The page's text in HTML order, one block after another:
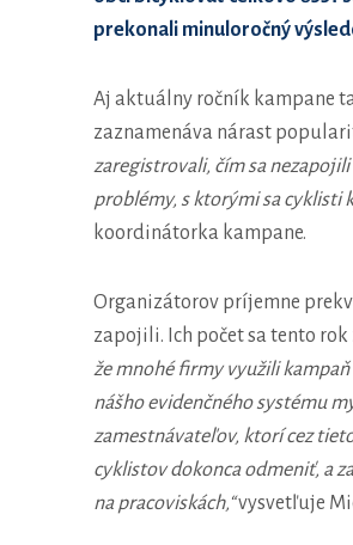
prekonali minuloročný
Aj aktuálny ročník kampane
zaznamenáva nárast
zaregistrovali, čím sa
problémy, s ktorými sa cyklisti
koordinátorka kampane.
Organizátorov príjemne
zapojili. Ich počet sa tento rok
že mnohé firmy využili
nášho evidenčného systému
zamestnávateľov, ktorí cez
cyklistov dokonca odmeniť, a
na pracoviskách,“vysvetľuje